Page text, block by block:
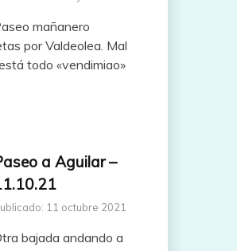
mañanero
por Valdeolea. Mal
todo «vendimiao»
a Aguilar –
11 octubre 2021
bajada andando a